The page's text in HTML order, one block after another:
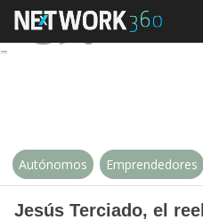
Autónomos Emprendedores
Jesús Terciado, el